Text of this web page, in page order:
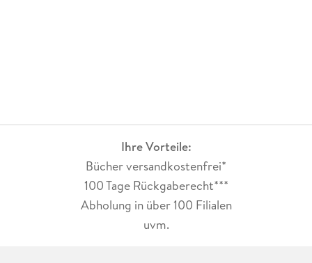
Ihre Vorteile:
Bücher versandkostenfrei*
100 Tage Rückgaberecht***
Abholung in über 100 Filialen
uvm.